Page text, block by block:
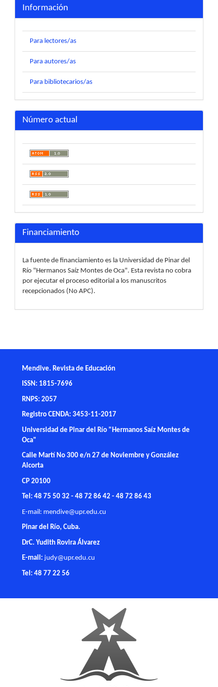
Información
Para lectores/as
Para autores/as
Para bibliotecarios/as
Número actual
Financiamiento
La fuente de financiamiento es la Universidad de Pinar del
Río "Hermanos Saíz Montes de Oca". Esta revista no cobra
por ejecutar el proceso editorial a los manuscritos
recepcionados (No APC).
Mendive. Revista de Educación
ISSN: 1815-7696
RNPS: 2057
Registro CENDA: 3453-11-2017
Universidad de Pinar del Río "Hermanos Saíz Montes de
Oca"
Calle Martí No 300 e/n 27 de Noviembre y González
Alcorta
CP 20100
Tel: 48 75 50 32 - 48 72 86 42 - 48 72 86 43
E-mail: mendive@upr.edu.cu
Pinar del Río, Cuba.
DrC. Yudith Rovira Álvarez
E-mail: judy@upr.edu.cu
Tel: 48 77 22 56